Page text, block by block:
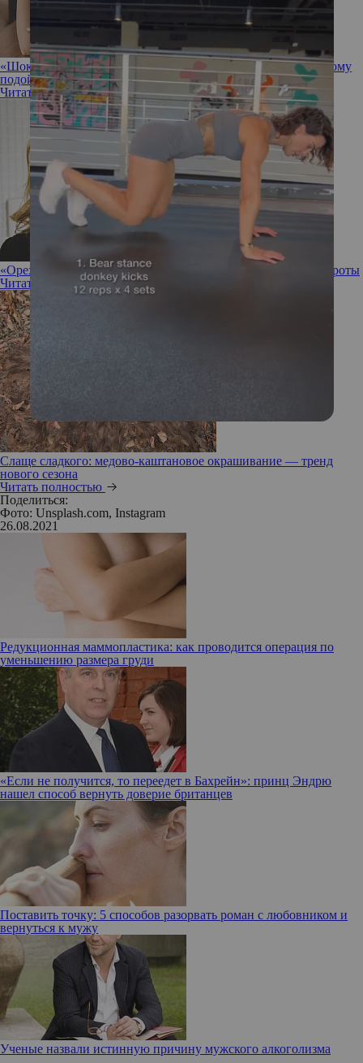
«Шоколадный мокка»: колорист Беллы Хадид рассказала, кому
подойдет новый тренд
Читать полностью
«Ореховый мокко»: «кофейное» окрашивание набирает обороты
Читать полностью
Слаще сладкого: медово-каштановое окрашивание — тренд
нового сезона
Читать полностью
Поделиться:
Фото: Unsplash.com, Instagram
26.08.2021
Редукционная маммопластика: как проводится операция по
уменьшению размера груди
«Если не получится, то переедет в Бахрейн»: принц Эндрю
нашел способ вернуть доверие британцев
Поставить точку: 5 способов разорвать роман с любовником и
вернуться к мужу
Ученые назвали истинную причину мужского алкоголизма